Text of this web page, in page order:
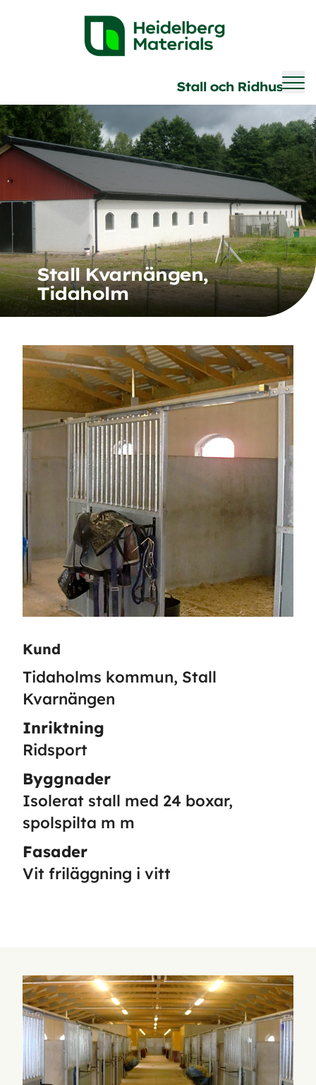
Stall och Ridhus
Stall Kvarnängen,
Tidaholm
Kund
Tidaholms kommun, Stall
Kvarnängen
Inriktning
Ridsport
Byggnader
Isolerat stall med 24 boxar,
spolspilta m m
Fasader
Vit friläggning i vitt